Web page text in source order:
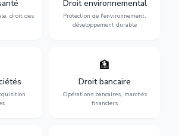
droit des
et
Droit environnemental
Protection de l'environnement,
développement durable
conformité
environnementale, litiges et
développement durable.
votre
fusion-
et
🏦
Droit bancaire
Opérations bancaires, marchés
financiers
Gestion de vos opérations
financières : contentieux
bancaire, investissements et
régulation.